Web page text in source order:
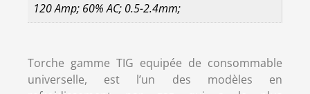
120 Amp; 60% AC; 0.5-2.4mm;
Torche gamme TIG equipée de consommable
universelle, est l’un des modèles en